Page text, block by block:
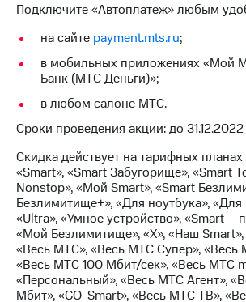
Оформить
eSIM
SIM-
карта
для
иностранцев
Оформить
чистый
номер
Выбрать
красивый
номер
Заменить
SIM-
карту
МТС
Деньги
Спутниковое ТВ
и подключите
ТВ
с выгодным
тарифом
Интернет,
ТВ и телефон
для дома
Личный
кабинет
Подключите «Автоплатеж» любым
на сайте payment.mts.ru;
в мобильных приложениях «Мой
Банк (МТС Деньги)»;
в любом салоне МТС.
Сроки проведения акции: до 31.12.2022
Скидка действует на тарифных
«Smart», «Smart Забугорище», «Smart
Nonstop», «Мой Smart», «Smart
Безлимитище+», «Для ноутбука», «Для
«Ultra», «Умное устройство», «Smart –
«Мой Безлимитище», «X», «Наш
«Весь МТС», «Весь МТС Супер», «Весь
«Весь МТС 100 Мбит/сек», «Весь МТС
«Персональный», «Весь МТС Агент»,
Мбит», «GO-Smart», «Весь МТС ТВ»,